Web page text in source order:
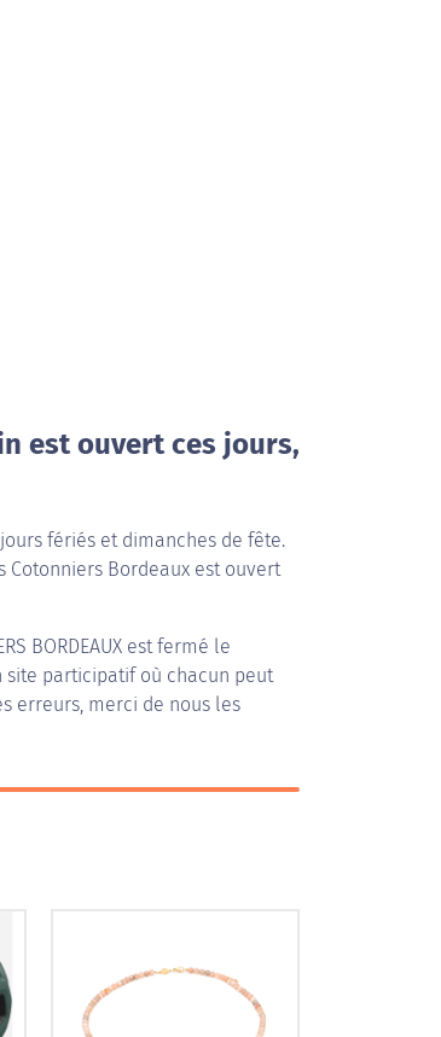
est ouvert ces jours,
fériés et dimanches de fête.
Cotonniers Bordeaux est ouvert
BORDEAUX est fermé le
site participatif où chacun peut
erreurs, merci de nous les